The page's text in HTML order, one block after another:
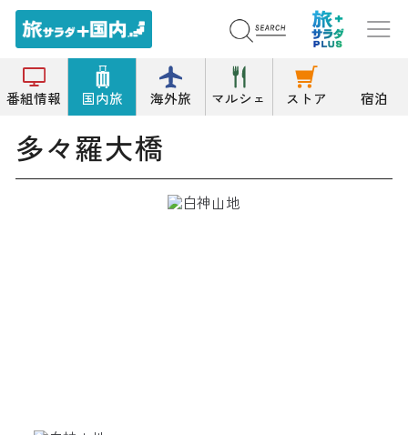
番組情報 国内旅 海外旅 マルシェ ストア 宿泊
トップ 多々羅大橋
多々羅大橋